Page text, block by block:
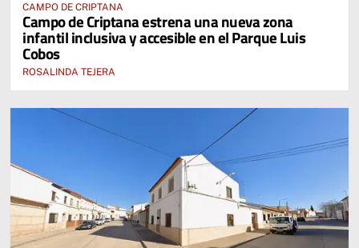
CAMPO DE CRIPTANA
Campo de Criptana estrena una nueva zona
infantil inclusiva y accesible en el Parque Luis
Cobos
ROSALINDA TEJERA